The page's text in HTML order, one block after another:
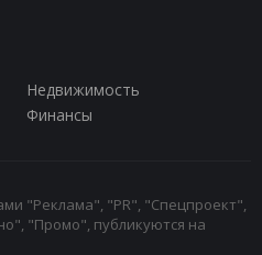
Недвижимость
Финансы
"Реклама", "PR", "Спецпроект",
"Промо", публикуются на